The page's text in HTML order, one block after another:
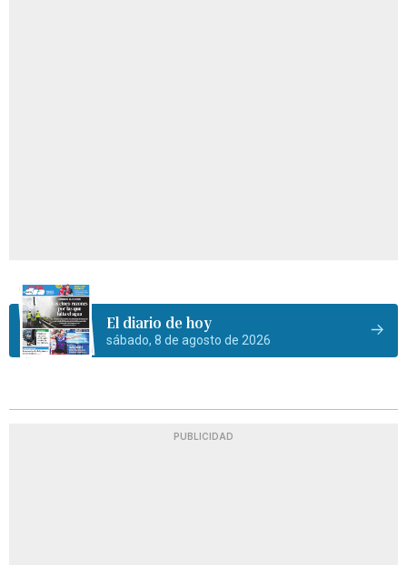
El diario de hoy
sábado, 8 de agosto de 2026
PUBLICIDAD